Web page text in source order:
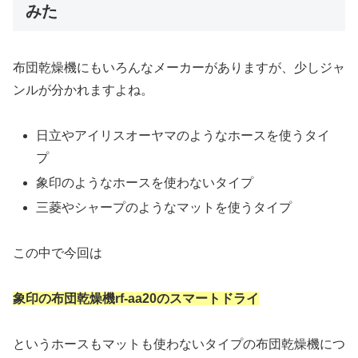
みた
布団乾燥機にもいろんなメーカーがありますが、少しジャ
ンルが分かれますよね。
日立やアイリスオーヤマのようなホースを使う タイ
プ
象印のようなホースを使わないタイプ
三菱やシャープのようなマットを使う タイプ
この中で今回は
象印の布団乾燥機rf-aa20のスマートドライ
というホースもマットも使わないタイプの布団乾燥機につ